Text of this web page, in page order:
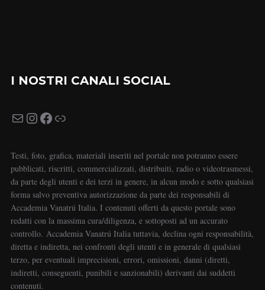
I NOSTRI CANALI SOCIAL
Testi, foto, grafica, materiali inseriti nel portale non potranno essere
pubblicati, riscritti, commercializzati, distribuiti, radio o videotrasmessi,
da parte degli utenti e dei terzi in genere, in alcun modo e sotto qualsiasi
forma salvo preventiva autorizzazione da parte dei responsabili di
Accademia Vanatrú Italia. I contenuti offerti da questo portale sono
redatti con la massima cura/diligenza, e sottoposti ad un accurato
controllo. Accademia Vanatrú Italia tuttavia, declina ogni responsabilità,
diretta e indiretta, nei confronti degli utenti e in generale di qualsiasi
terzo, per eventuali imprecisioni, errori, omissioni, danni (diretti,
indiretti, conseguenti, punibili e sanzionabili) derivanti dai suddetti
contenuti.